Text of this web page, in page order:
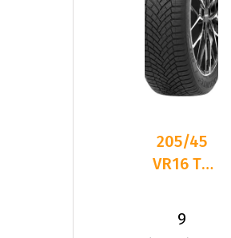
205/45
VR16 TL
DELINTE
AW7 XL
9